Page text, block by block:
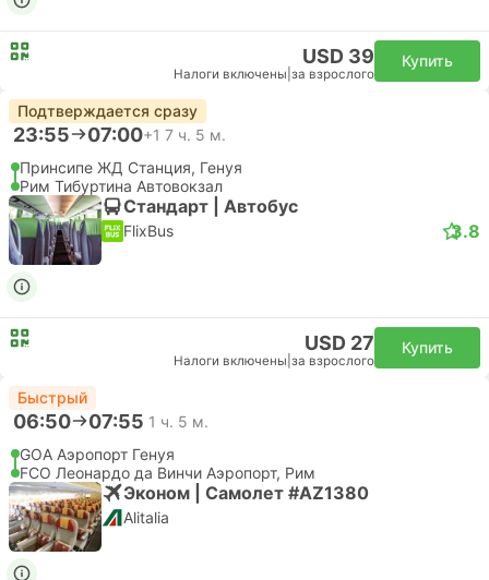
USD 39
Налоги включены за взрослого
Купить
Подтверждается сразу
23:55 07:00+1 7 ч. 5 м.
Принсипе ЖД Станция, Генуя
Рим Тибуртина Автовокзал
Стандарт | Автобус
FlixBus 3.8
USD 27
Налоги включены за взрослого
Купить
Быстрый
06:50 07:55 1 ч. 5 м.
GOA Аэропорт Генуя
FCO Леонардо да Винчи Аэропорт, Рим
Эконом | Самолет #AZ1380
Alitalia